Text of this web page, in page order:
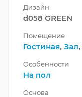
Дизайн
d058 GREEN
Помещение
Гостиная, Зал,
Особенности
На пол
Основа